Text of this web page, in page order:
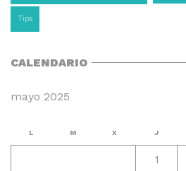
Tips
CALENDARIO
mayo 2025
L M X J
1